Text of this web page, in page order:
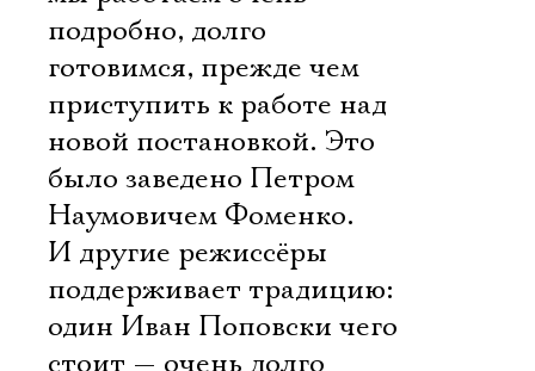
подробно, долго
готовимся, прежде чем
приступить к работе над
новой постановкой. Это
было заведено Петром
Наумовичем Фоменко.
И другие режиссёры
поддерживает традицию:
один Иван Поповски чего
стоит — очень долго